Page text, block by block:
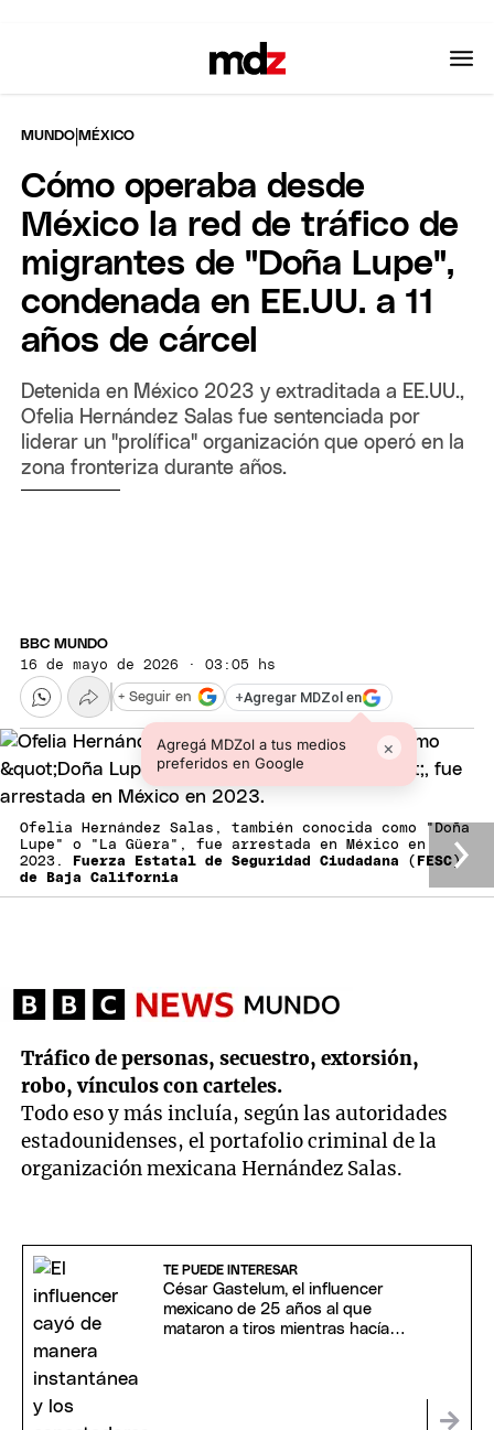
MUNDO |MÉXICO
Cómo operaba desde
México la red de tráfico de
migrantes de "Doña Lupe",
condenada en EE.UU. a 11
años de cárcel
Detenida en México 2023 y extraditada a EE.UU.,
Ofelia Hernández Salas fue sentenciada por
liderar un "prolífica" organización que operó en la
zona fronteriza durante años.
BBC MUNDO
16 de mayo de 2026 · 03:05 hs
+Agregar MDZol en
Agregá MDZol a tus medios
preferidos en Google
×
+ Seguir en
Ofelia Hernández Salas, también conocida como "Doña
Lupe" o "La Güera", fue arrestada en México en
2023.
Fuerza Estatal de Seguridad Ciudadana (FESC)
de Baja California
Tráfico de personas, secuestro, extorsión,
robo, vínculos con carteles.
Todo eso y más incluía, según las autoridades
estadounidenses, el portafolio criminal de la
organización mexicana Hernández Salas.
TE PUEDE INTERESAR
César Gastelum, el influencer
mexicano de 25 años al que
mataron a tiros mientras hacía